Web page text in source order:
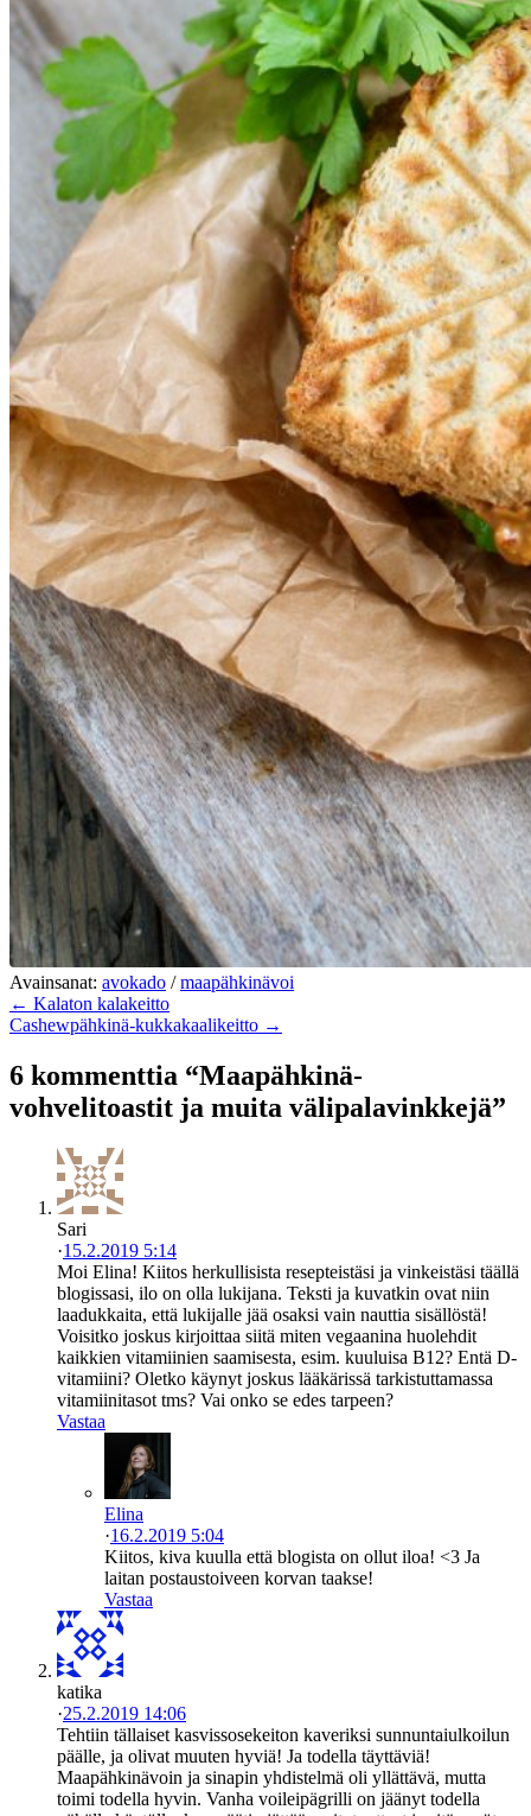
Avainsanat: avokado /maapähkinävoi
← Kalaton kalakeitto
Cashewpähkinä-kukkakaalikeitto →
6 kommenttia “Maapähkinä-
vohvelitoastit ja muita välipalavinkkejä”
Sari
·15.2.2019 5:14
Moi Elina! Kiitos herkullisista resepteistäsi ja vinkeistäsi täällä
blogissasi, ilo on olla lukijana. Teksti ja kuvatkin ovat niin
laadukkaita, että lukijalle jää osaksi vain nauttia sisällöstä!
Voisitko joskus kirjoittaa siitä miten vegaanina huolehdit
kaikkien vitamiinien saamisesta, esim. kuuluisa B12? Entä D-
vitamiini? Oletko käynyt joskus lääkärissä tarkistuttamassa
vitamiinitasot tms? Vai onko se edes tarpeen?
Vastaa
Elina
·16.2.2019 5:04
Kiitos, kiva kuulla että blogista on ollut iloa! <3 Ja
laitan postaustoiveen korvan taakse!
Vastaa
katika
·25.2.2019 14:06
Tehtiin tällaiset kasvissosekeiton kaveriksi sunnuntaiulkoilun
päälle, ja olivat muuten hyviä! Ja todella täyttäviä!
Maapähkinävoin ja sinapin yhdistelmä oli yllättävä, mutta
toimi todella hyvin. Vanha voileipägrilli on jäänyt todella